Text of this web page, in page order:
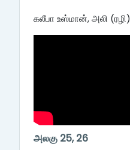
கலீபா உஸ்மான், அலி (ரழி)
அலகு 25, 26